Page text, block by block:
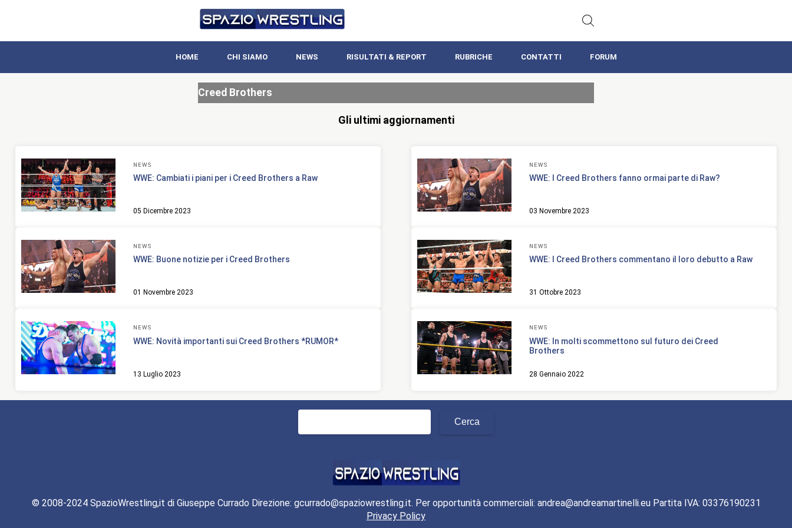
HOME CHI SIAMO NEWS RISULTATI & REPORT RUBRICHE CONTATTI FORUM
Creed Brothers
Gli ultimi aggiornamenti
NEWS
WWE: Cambiati i piani per i Creed Brothers a Raw
05 Dicembre 2023
NEWS
WWE: I Creed Brothers fanno ormai parte di Raw?
03 Novembre 2023
NEWS
WWE: Buone notizie per i Creed Brothers
01 Novembre 2023
NEWS
WWE: I Creed Brothers commentano il loro debutto a Raw
31 Ottobre 2023
NEWS
WWE: Novità importanti sui Creed Brothers *RUMOR*
13 Luglio 2023
NEWS
WWE: In molti scommettono sul futuro dei Creed
Brothers
28 Gennaio 2022
Ricerca
© 2008-2024 SpazioWrestling,it di Giuseppe Currado Direzione: gcurrado@spaziowrestling.it. Per opportunità commerciali: andrea@andreamartinelli.eu Partita IVA: 03376190231
Privacy Policy